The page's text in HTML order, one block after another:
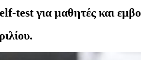
test για μαθητές και